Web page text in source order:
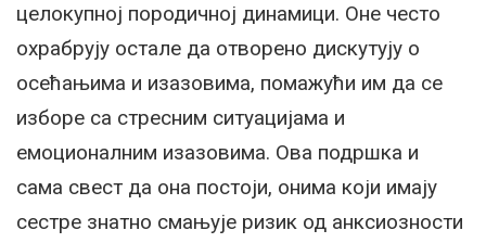
целокупној породичној динамици. Оне често
охрабрују остале да отворено дискутују о
осећањима и изазовима, помажући им да се
изборе са стресним ситуацијама и
емоционалним изазовима. Ова подршка и
сама свест да она постоји, онима који имају
сестре знатно смањује ризик од анксиозности